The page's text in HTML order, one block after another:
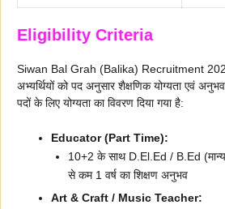
Eligibility Criteria
Siwan Bal Grah (Balika) Recruitment
अभ्यर्थियों को पद अनुसार शैक्षणिक योग्यता एवं
पदों के लिए योग्यता का विवरण दिया गया है:
Educator (Part Time):
10+2 के साथ D.El.Ed / B.Ed
से कम 1 वर्ष का शिक्षण अनुभव
Art & Craft / Music Teacher: